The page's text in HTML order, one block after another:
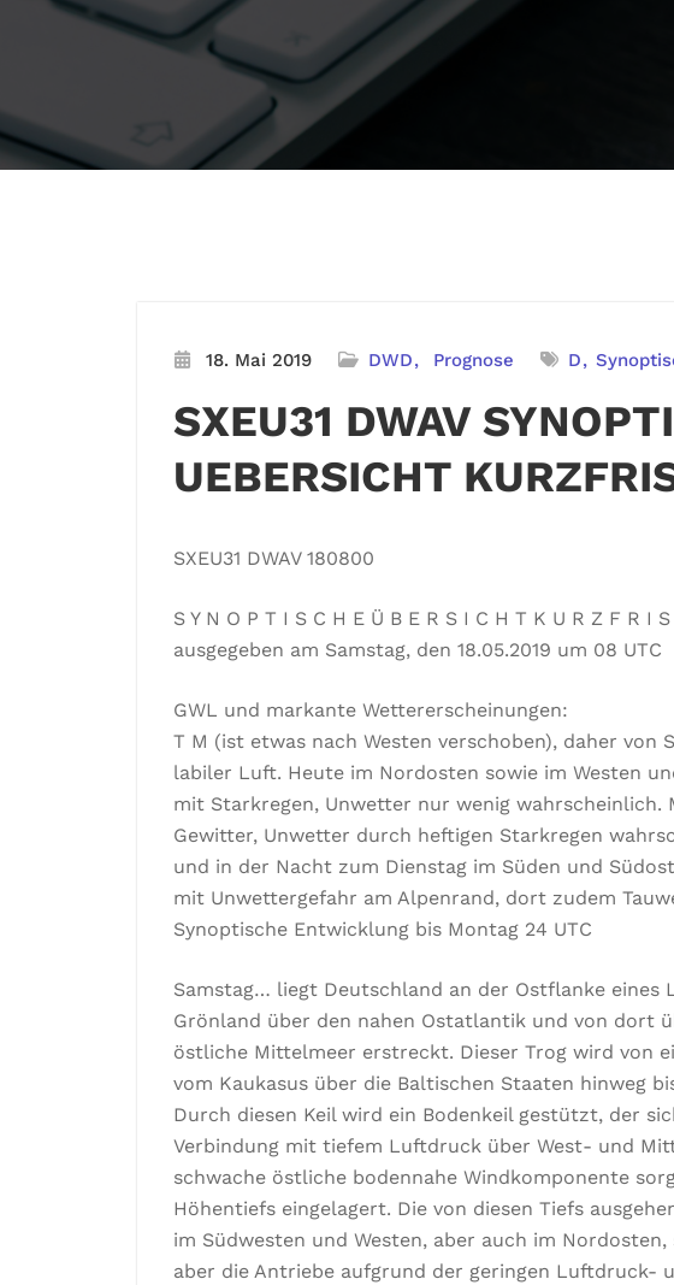
18. Mai 2019 DWD Prognose D
SXEU31 DWAV
UEBERSICHT
SXEU31 DWAV 180800
S Y N O P T I S C H E Ü B E R S I C H T K U R Z F R I S
ausgegeben am Samstag, den 18.05.2019 um 08 UTC
GWL und markante Wettererscheinungen:
T M (ist etwas nach Westen verschoben), daher von
labiler Luft. Heute im Nordosten sowie im Westen
mit Starkregen, Unwetter nur wenig wahrscheinlich.
Gewitter, Unwetter durch heftigen Starkregen
und in der Nacht zum Dienstag im Süden und
mit Unwettergefahr am Alpenrand, dort zudem
Synoptische Entwicklung bis Montag 24 UTC
Samstag… liegt Deutschland an der Ostflanke eines
Grönland über den nahen Ostatlantik und von dort
östliche Mittelmeer erstreckt. Dieser Trog wird von
vom Kaukasus über die Baltischen Staaten hinweg
Durch diesen Keil wird ein Bodenkeil gestützt, der
Verbindung mit tiefem Luftdruck über West- und
schwache östliche bodennahe Windkomponente
Höhentiefs eingelagert. Die von diesen Tiefs
im Südwesten und Westen, aber auch im
aber die Antriebe aufgrund der geringen Luftdruck-